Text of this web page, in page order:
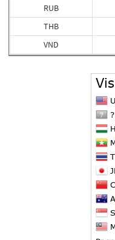
RUB
THB
VND